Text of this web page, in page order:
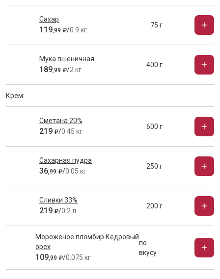
Сахар
119,99 ₽/0.9 кг
75 г
Мука пшеничная
189,99 ₽/2 кг
400 г
Крем:
Сметана 20%
219 ₽/0.45 кг
600 г
Сахарная пудра
36,99 ₽/0.05 кг
250 г
Сливки 33%
219 ₽/0.2 л
200 г
Мороженое пломбир Кедровый
орех
109,99 ₽/0.075 кг
по
вкусу